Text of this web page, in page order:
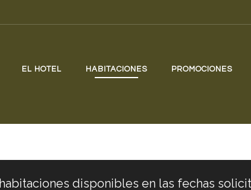
EL HOTEL HABITACIONES PROMOCIONES
disponibles en las fechas